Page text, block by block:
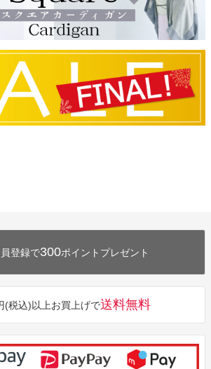
登録で300ポイントプレゼント
(税込)以上お買上げで送料無料